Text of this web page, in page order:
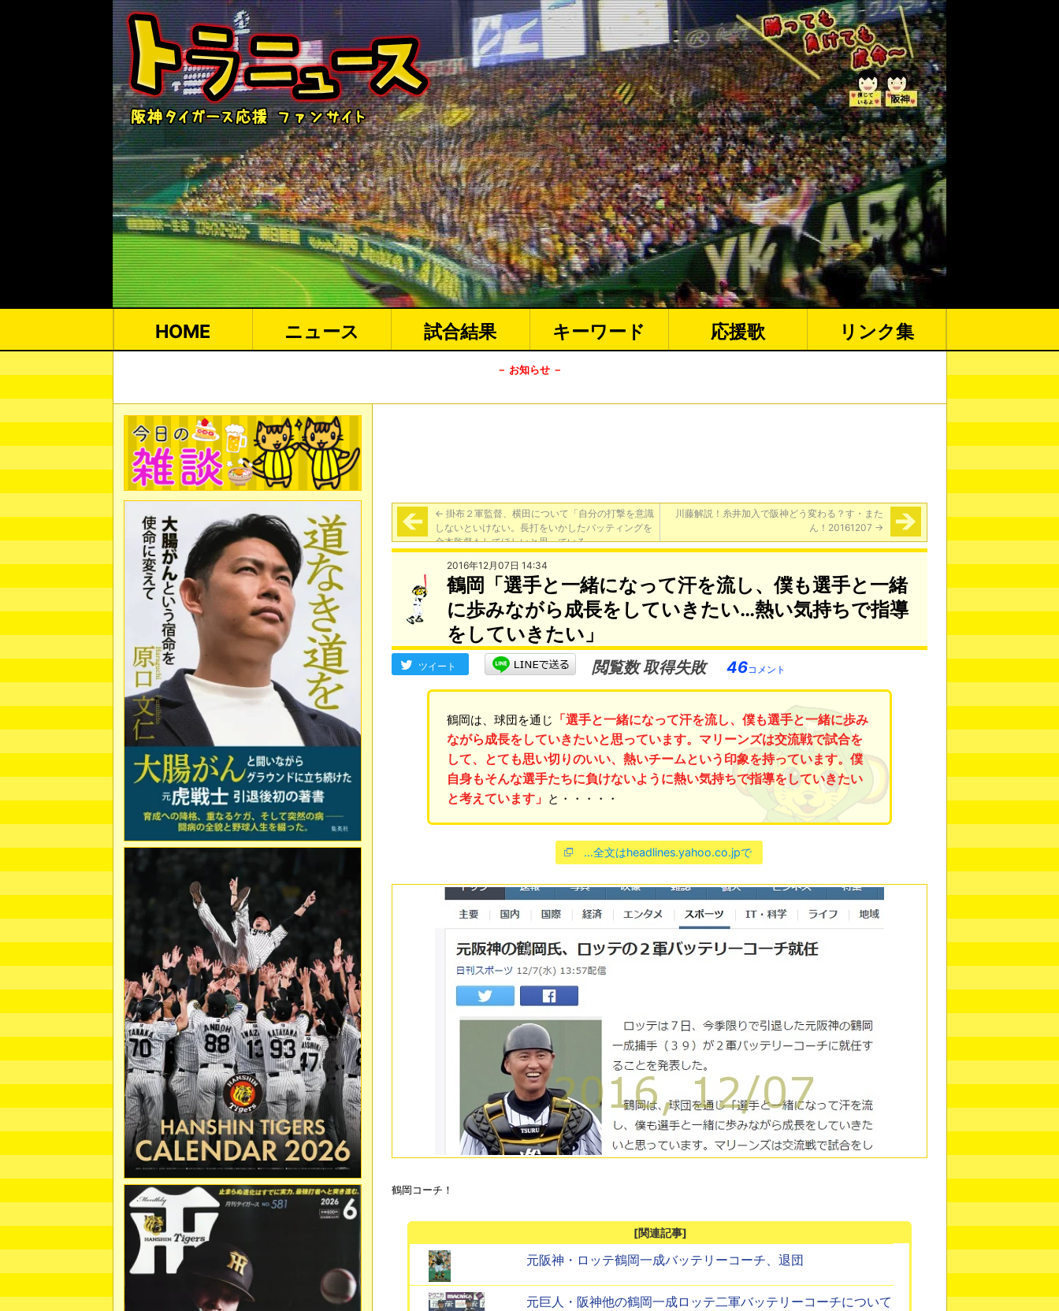
HOME ニュース 試合結果 キーワード 応援歌 リンク集
－ お知らせ －
← 掛布２軍監督、横田について「自分の打撃を意識
しないといけない。長打をいかしたバッティングを
金本監督もしてほしいと思っている」
川藤解説！糸井加入で阪神どう変わる？す・また
ん！20161207 →
2016年12月07日 14:34
鶴岡「選手と一緒になって汗を流し、僕も選手と一緒
に歩みながら成長をしていきたい…熱い気持ちで指導
をしていきたい」
ツイート 閲覧数 取得失敗 46コメント
鶴岡は、球団を通じ 「選手と一緒になって汗を流し、僕も選手と一緒に歩み
ながら成長をしていきたいと思っています。マリーンズは交流戦で試合を
して、とても思い切りのいい、熱いチームという印象を持っています。僕
自身もそんな選手たちに負けないように熱い気持ちで指導をしていきたい
と考えています」 と・・・・・
…全文はheadlines.yahoo.co.jpで
鶴岡コーチ！
[関連記事]
元阪神・ロッテ鶴岡一成バッテリーコーチ、退団
元巨人・阪神他の鶴岡一成ロッテ二軍バッテリーコーチについて